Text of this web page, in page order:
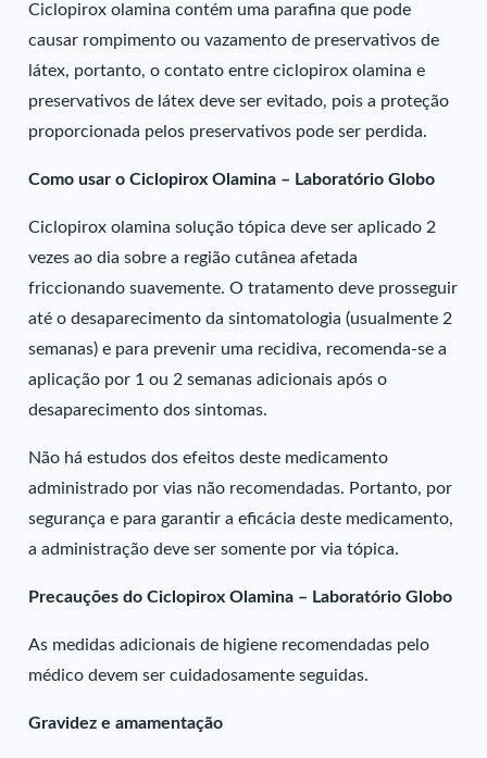
Ciclopirox olamina contém uma parafina que pode
causar rompimento ou vazamento de preservativos de
látex, portanto, o contato entre ciclopirox olamina e
preservativos de látex deve ser evitado, pois a proteção
proporcionada pelos preservativos pode ser perdida.
Como usar o Ciclopirox Olamina – Laboratório Globo
Ciclopirox olamina solução tópica deve ser aplicado 2
vezes ao dia sobre a região cutânea afetada
friccionando suavemente. O tratamento deve prosseguir
até o desaparecimento da sintomatologia (usualmente 2
semanas) e para prevenir uma recidiva, recomenda-se a
aplicação por 1 ou 2 semanas adicionais após o
desaparecimento dos sintomas.
Não há estudos dos efeitos deste medicamento
administrado por vias não recomendadas. Portanto, por
segurança e para garantir a eficácia deste medicamento,
a administração deve ser somente por via tópica.
Precauções do Ciclopirox Olamina – Laboratório Globo
As medidas adicionais de higiene recomendadas pelo
médico devem ser cuidadosamente seguidas.
Gravidez e amamentação